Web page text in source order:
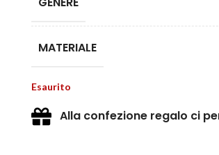
MATERIALE
Esaurito
Alla confezione regalo ci